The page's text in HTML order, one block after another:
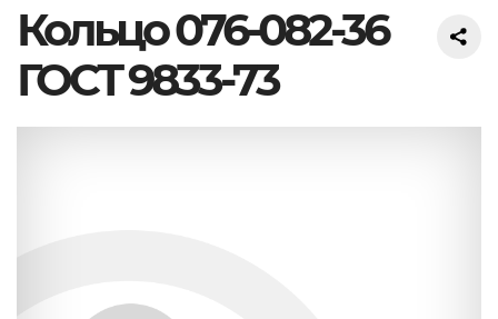
Кольцо 076-082-36
ГОСТ 9833-73